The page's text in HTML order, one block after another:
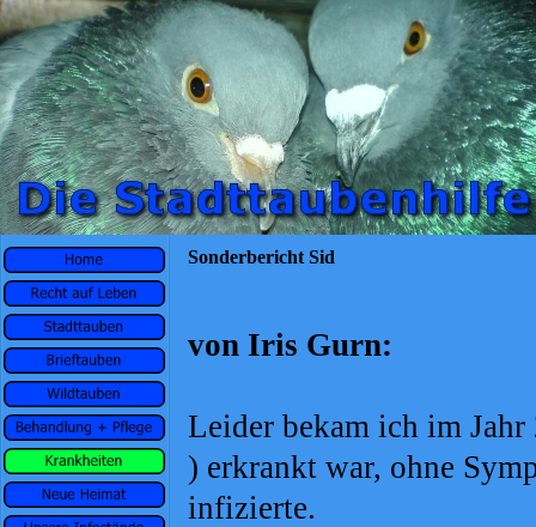
Sonderbericht Sid
von Iris Gurn:
Leider bekam ich im
) erkrankt war, ohne
infizierte.